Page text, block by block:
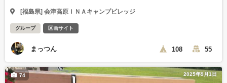
[福島県] 会津高原ＩＮＡキャンプビレッジ
グループ 区画サイト
まっつん 108 55
2025年9月1日
74